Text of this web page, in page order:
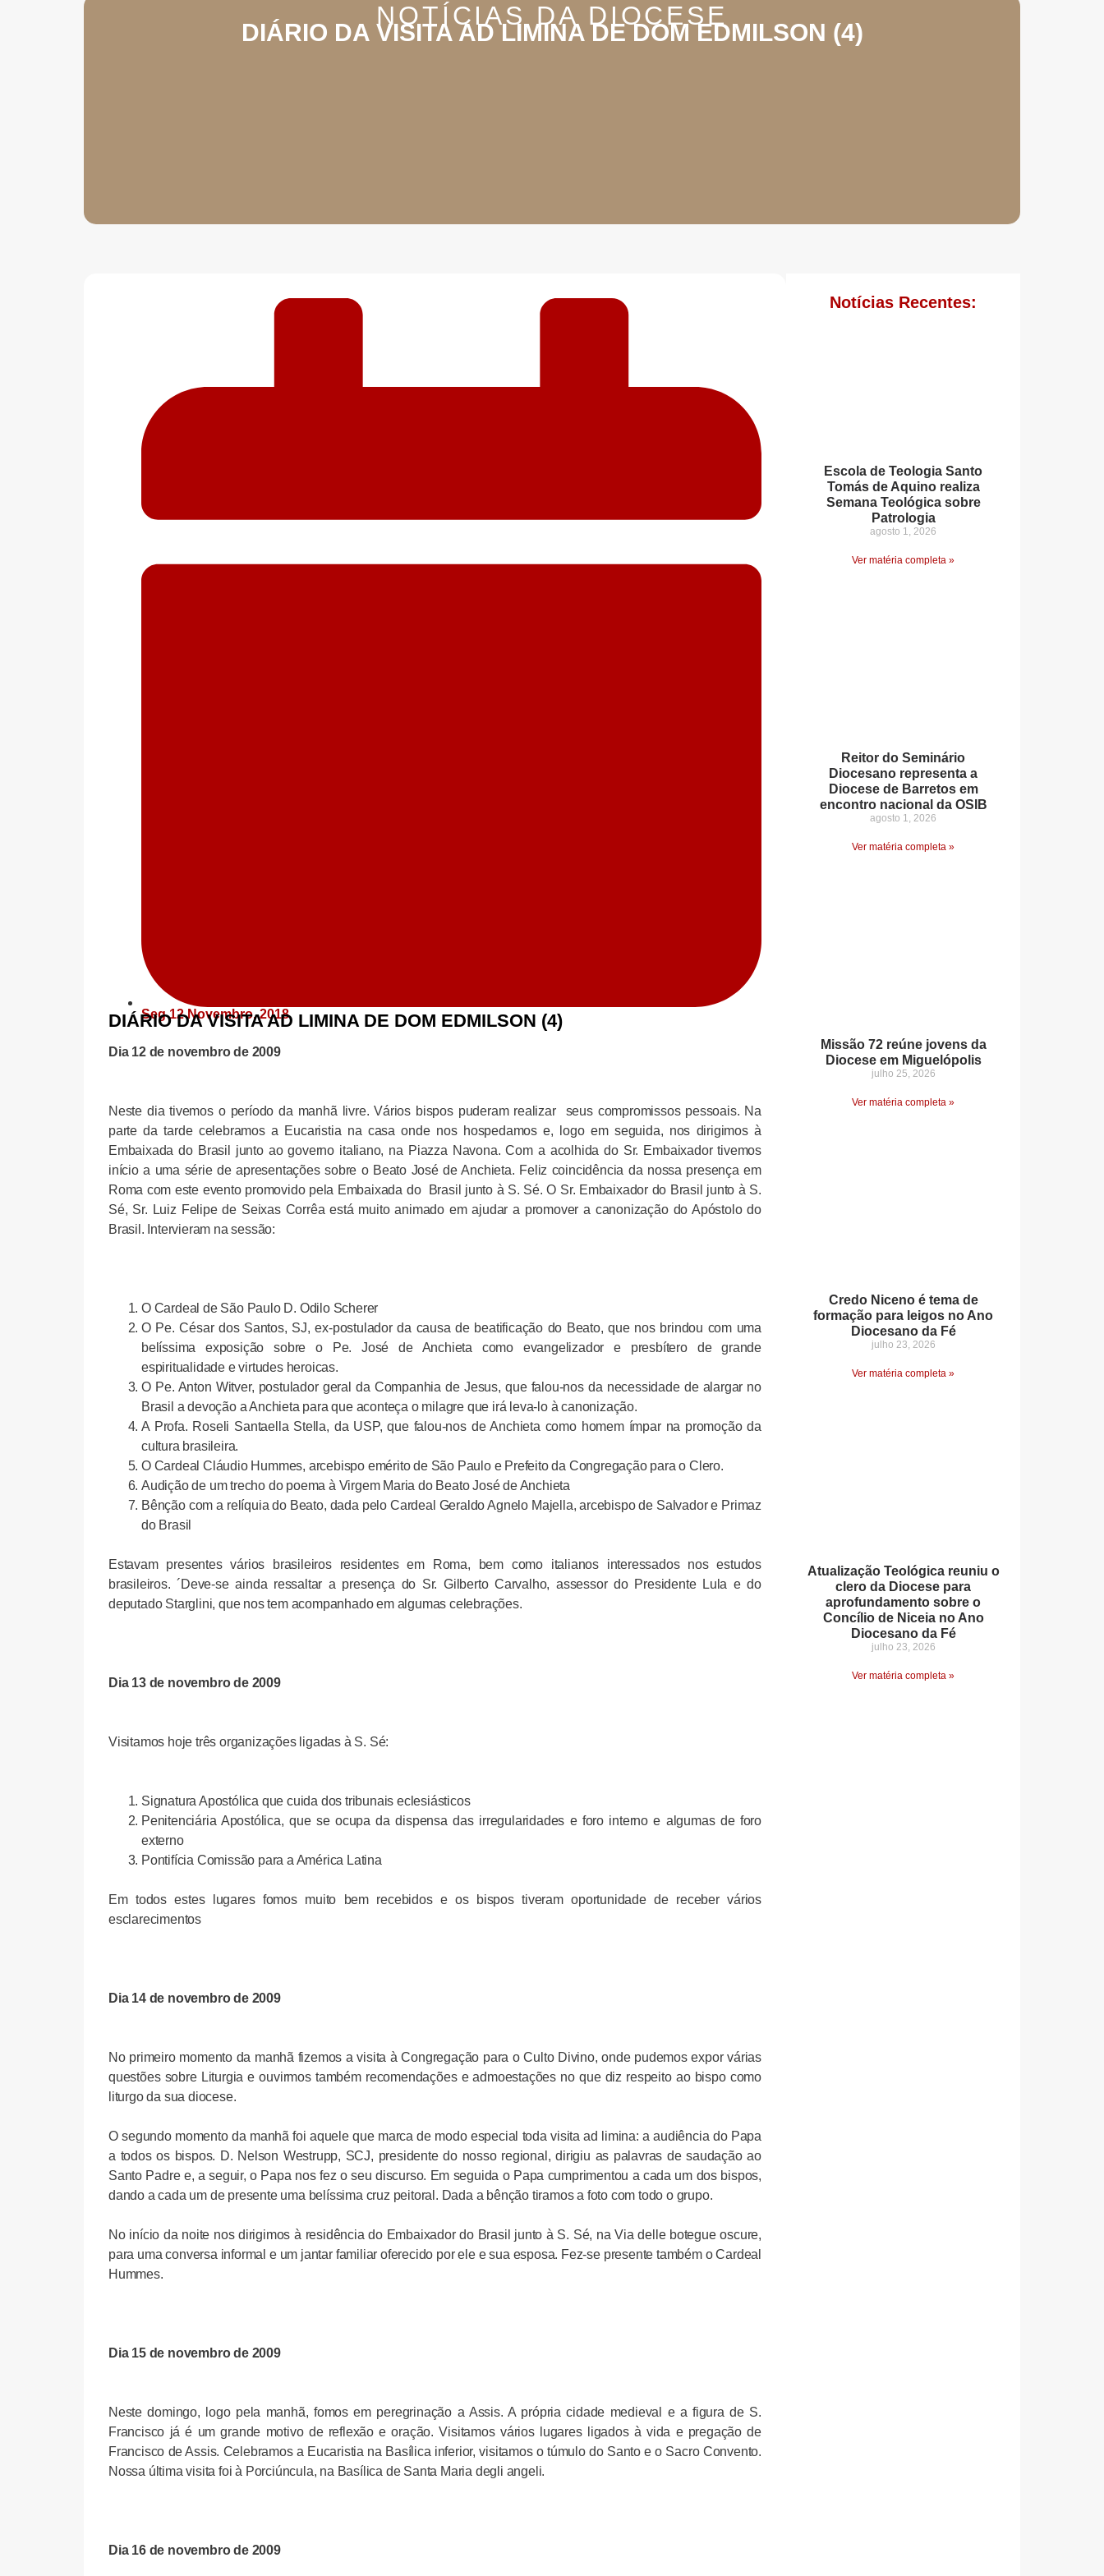
NOTÍCIAS DA DIOCESE
DIÁRIO DA VISITA AD LIMINA DE DOM EDMILSON (4)
Seg 12 Novembro, 2018
DIÁRIO DA VISITA AD LIMINA DE DOM EDMILSON (4)
Dia 12 de novembro de 2009
Neste dia tivemos o período da manhã livre. Vários bispos puderam realizar
seus compromissos pessoais. Na
parte da tarde celebramos a Eucaristia na casa onde nos hospedamos e, logo em seguida, nos dirigimos à
Embaixada do Brasil junto ao governo italiano, na Piazza Navona. Com a acolhida do Sr. Embaixador tivemos
início a uma série de apresentações sobre o Beato José de Anchieta. Feliz coincidência da nossa presença em
Roma com este evento promovido pela Embaixada do
Brasil junto à S. Sé. O Sr. Embaixador do Brasil junto à S.
Sé, Sr. Luiz Felipe de Seixas Corrêa está muito animado em ajudar a promover a canonização do Apóstolo do
Brasil. Intervieram na sessão:
O Cardeal de São Paulo D. Odilo Scherer
O Pe. César dos Santos, SJ, ex-postulador da causa de beatificação do Beato, que nos brindou com uma
belíssima exposição sobre o Pe. José de Anchieta como evangelizador e presbítero de grande
espiritualidade e virtudes heroicas.
O Pe. Anton Witver, postulador geral da Companhia de Jesus, que falou-nos da necessidade de alargar no
Brasil a devoção a Anchieta para que aconteça o milagre que irá leva-lo à canonização.
A Profa. Roseli Santaella Stella, da USP, que falou-nos de Anchieta como homem ímpar na promoção da
cultura brasileira.
O Cardeal Cláudio Hummes, arcebispo emérito de São Paulo e Prefeito da Congregação para o Clero.
Audição de um trecho do poema à Virgem Maria do Beato José de Anchieta
Bênção com a relíquia do Beato, dada pelo Cardeal Geraldo Agnelo Majella, arcebispo de Salvador e Primaz
do Brasil
Estavam presentes vários brasileiros residentes em Roma, bem como italianos interessados nos estudos
brasileiros. ´Deve-se ainda ressaltar a presença do Sr. Gilberto Carvalho, assessor do Presidente Lula e do
deputado Starglini, que nos tem acompanhado em algumas celebrações.
Dia 13 de novembro de 2009
Visitamos hoje três organizações ligadas à S. Sé:
Signatura Apostólica que cuida dos tribunais eclesiásticos
Penitenciária Apostólica, que se ocupa da dispensa das irregularidades e foro interno e algumas de foro
externo
Pontifícia Comissão para a América Latina
Em todos estes lugares fomos muito bem recebidos e os bispos tiveram oportunidade de receber vários
esclarecimentos
Dia 14 de novembro de 2009
No primeiro momento da manhã fizemos a visita à Congregação para o Culto Divino, onde pudemos expor várias
questões sobre Liturgia e ouvirmos também recomendações e admoestações no que diz respeito ao bispo como
liturgo da sua diocese.
O segundo momento da manhã foi aquele que marca de modo especial toda visita ad limina: a audiência do Papa
a todos os bispos. D. Nelson Westrupp, SCJ, presidente do nosso regional, dirigiu as palavras de saudação ao
Santo Padre e, a seguir, o Papa nos fez o seu discurso. Em seguida o Papa cumprimentou a cada um dos bispos,
dando a cada um de presente uma belíssima cruz peitoral. Dada a bênção tiramos a foto com todo o grupo.
No início da noite nos dirigimos à residência do Embaixador do Brasil junto à S. Sé, na Via delle botegue oscure,
para uma conversa informal e um jantar familiar oferecido por ele e sua esposa. Fez-se presente também o Cardeal
Hummes.
Dia 15 de novembro de 2009
Neste domingo, logo pela manhã, fomos em peregrinação a Assis. A própria cidade medieval e a figura de S.
Francisco já é um grande motivo de reflexão e oração. Visitamos vários lugares ligados à vida e pregação de
Francisco de Assis. Celebramos a Eucaristia na Basílica inferior, visitamos o túmulo do Santo e o Sacro Convento.
Nossa última visita foi à Porciúncula, na Basílica de Santa Maria degli angeli.
Dia 16 de novembro de 2009
Notícias Recentes:
Escola de Teologia Santo
Tomás de Aquino realiza
Semana Teológica sobre
Patrologia
agosto 1, 2026
Ver matéria completa »
Reitor do Seminário
Diocesano representa a
Diocese de Barretos em
encontro nacional da OSIB
agosto 1, 2026
Ver matéria completa »
Missão 72 reúne jovens da
Diocese em Miguelópolis
julho 25, 2026
Ver matéria completa »
Credo Niceno é tema de
formação para leigos no Ano
Diocesano da Fé
julho 23, 2026
Ver matéria completa »
Atualização Teológica reuniu o
clero da Diocese para
aprofundamento sobre o
Concílio de Niceia no Ano
Diocesano da Fé
julho 23, 2026
Ver matéria completa »